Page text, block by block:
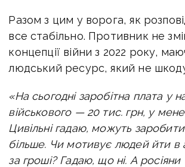
Разом з цим у ворога, як
все стабільно. Противник не
концепції війни з 2022 року,
людський ресурс, який не
«На сьогодні заробітна плата у
військового — 20 тис. грн, у мене
Цивільні гадаю, можуть
більше. Чи мотивує людей йти в
за гроші? Гадаю, що ні. А росіяни